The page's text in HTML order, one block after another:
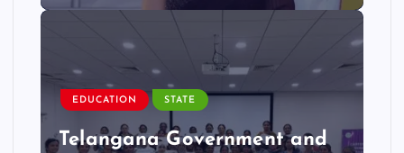
EDUCATION STATE
Telangana Government and